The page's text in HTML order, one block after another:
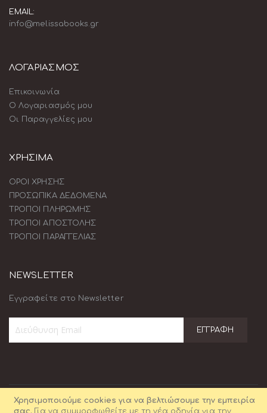
Χρησιμοποιούμε cookies για να βελτιώσουμε την εμπειρία
σας.
Για να συμμορφωθείτε με τη νέα οδηγία για την
EMAIL:
info@melissabooks.gr
ΛΟΓΑΡΙΑΣΜΟΣ
Επικοινωνία
Ο Λογαριασμός μου
Οι Παραγγελίες μου
ΧΡΗΣΙΜΑ
ΟΡΟΙ ΧΡΗΣΗΣ
ΠΡΟΣΩΠΙΚΑ ΔΕΔΟΜΕΝΑ
ΤΡΟΠΟΙ ΠΛΗΡΩΜΗΣ
ΤΡΟΠΟΙ ΑΠΟΣΤΟΛΗΣ
ΤΡΟΠΟΙ ΠΑΡΑΓΓΕΛΙΑΣ
NEWSLETTER
Εγγραφείτε στο Newsletter
Δελτίο:
ΕΓΓΡΑΦΉ